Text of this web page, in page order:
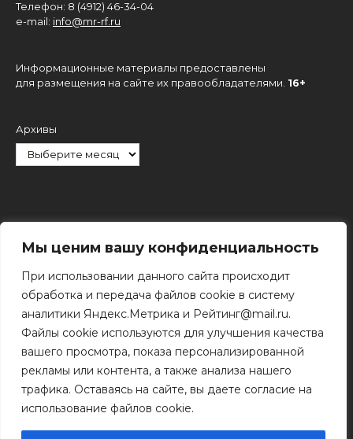
Мы ценим вашу конфиденциальность
При использовании данного сайта происходит
обработка и передача файлов cookie в систему
аналитики Яндекс.Метрика и Рейтинг@mail.ru.
Файлы cookie используются для улучшения качества
вашего просмотра, показа персонализированной
рекламы или контента, а также анализа нашего
трафика. Оставаясь на сайте, вы даете согласие на
использование файлов cookie.
Телефон: 8 (4912) 46-34-04
e-mail: info@mr-rf.ru
Информационные материалы предоставлены
для размещения на сайте их правообладателями. 16+
Архивы
Поиск
разрешения правообладателя.